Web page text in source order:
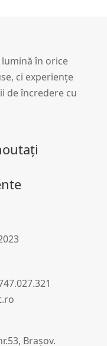
în orice
ci experiențe
de încredere cu
Brașov.